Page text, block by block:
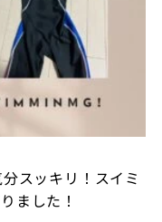
スッキリ！スイミ
ました！